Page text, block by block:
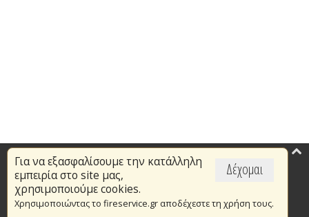
Δέχομαι
Για να εξασφαλίσουμε την κατάλληλη
εμπειρία στο site μας,
χρησιμοποιούμε cookies.
Χρησιμοποιώντας το fireservice.gr αποδέχεστε τη χρήση τους.
Επικαιρότητα
Το Πυροσβεστικό Σώμα